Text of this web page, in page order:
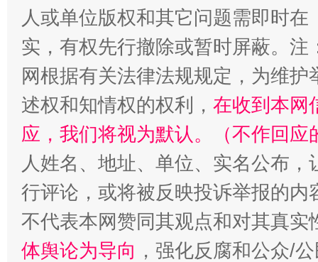
人或单位版权和其它问题需即时在
实，有权先行撤除或暂时屏蔽。
网根据有关法律法规规定，为维
述权和知情权的权利， 在收到本网
应，我们将视为默认。（不作回应
人姓名、地址、单位、实名公布
行评论，或将被反映投诉举报的
不代表本网赞同其观点和对其真实
体舆论为导向 ，强化反腐和公众/